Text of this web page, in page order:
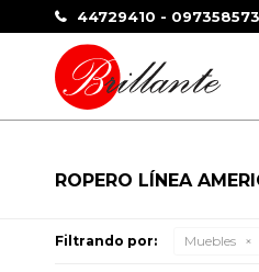
44729410 - 097358573
ROPERO LÍNEA
Filtrando por: Muebles